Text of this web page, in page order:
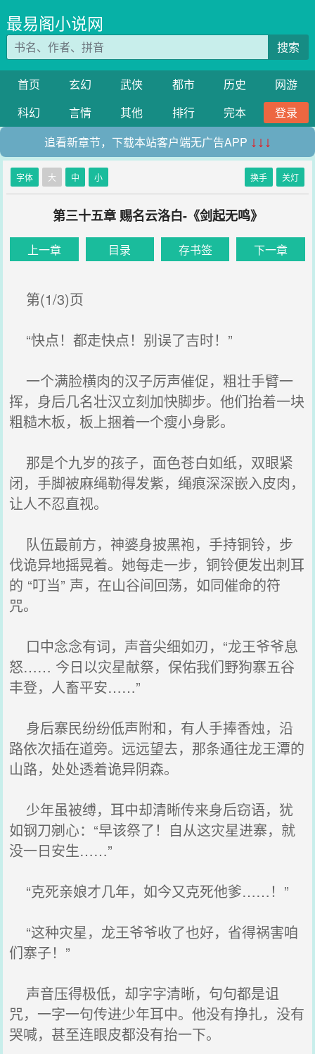
最易阁小说网
搜索
首页 玄幻 武侠 都市 历史
网游
科幻
言情 其他 排行 完本
登录
追看新章节，下载本站客户端无广告APP ↓↓↓
字体 大 中 小 换手 关灯
第三十五章 赐名云洛白-《剑起无鸣》
上一章 目录 存书签 下一章
第(1/3)页
“快点！都走快点！别误了吉时！”
一个满脸横肉的汉子厉声催促，粗壮手臂一
挥，身后几名壮汉立刻加快脚步。他们抬着一块
粗糙木板，板上捆着一个瘦小身影。
那是个九岁的孩子，面色苍白如纸，双眼紧
闭，手脚被麻绳勒得发紫，绳痕深深嵌入皮肉，
让人不忍直视。
队伍最前方，神婆身披黑袍，手持铜铃，步
伐诡异地摇晃着。她每走一步，铜铃便发出刺耳
的 “叮当” 声，在山谷间回荡，如同催命的符
咒。
口中念念有词，声音尖细如刃，“龙王爷爷息
怒…… 今日以灾星献祭，保佑我们野狗寨五谷
丰登，人畜平安……”
身后寨民纷纷低声附和，有人手捧香烛，沿
路依次插在道旁。远远望去，那条通往龙王潭的
山路，处处透着诡异阴森。
少年虽被缚，耳中却清晰传来身后窃语，犹
如钢刀剜心：“早该祭了！自从这灾星进寨，就
没一日安生……”
“克死亲娘才几年，如今又克死他爹……！”
“这种灾星，龙王爷爷收了也好，省得祸害咱
们寨子！”
声音压得极低，却字字清晰，句句都是诅
咒，一字一句传进少年耳中。他没有挣扎，没有
哭喊，甚至连眼皮都没有抬一下。